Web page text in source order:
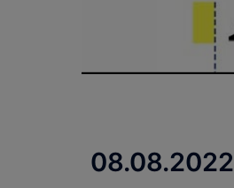
08.08.2022